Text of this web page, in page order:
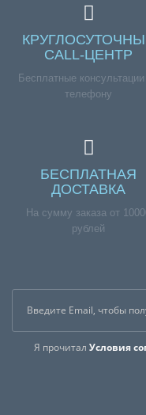
CALL-ЦЕНТР
Бесплатные
телефону
БЕСПЛАТНАЯ
ДОСТАВКА
На сумму заказа от
рублей
Я прочитал Условия